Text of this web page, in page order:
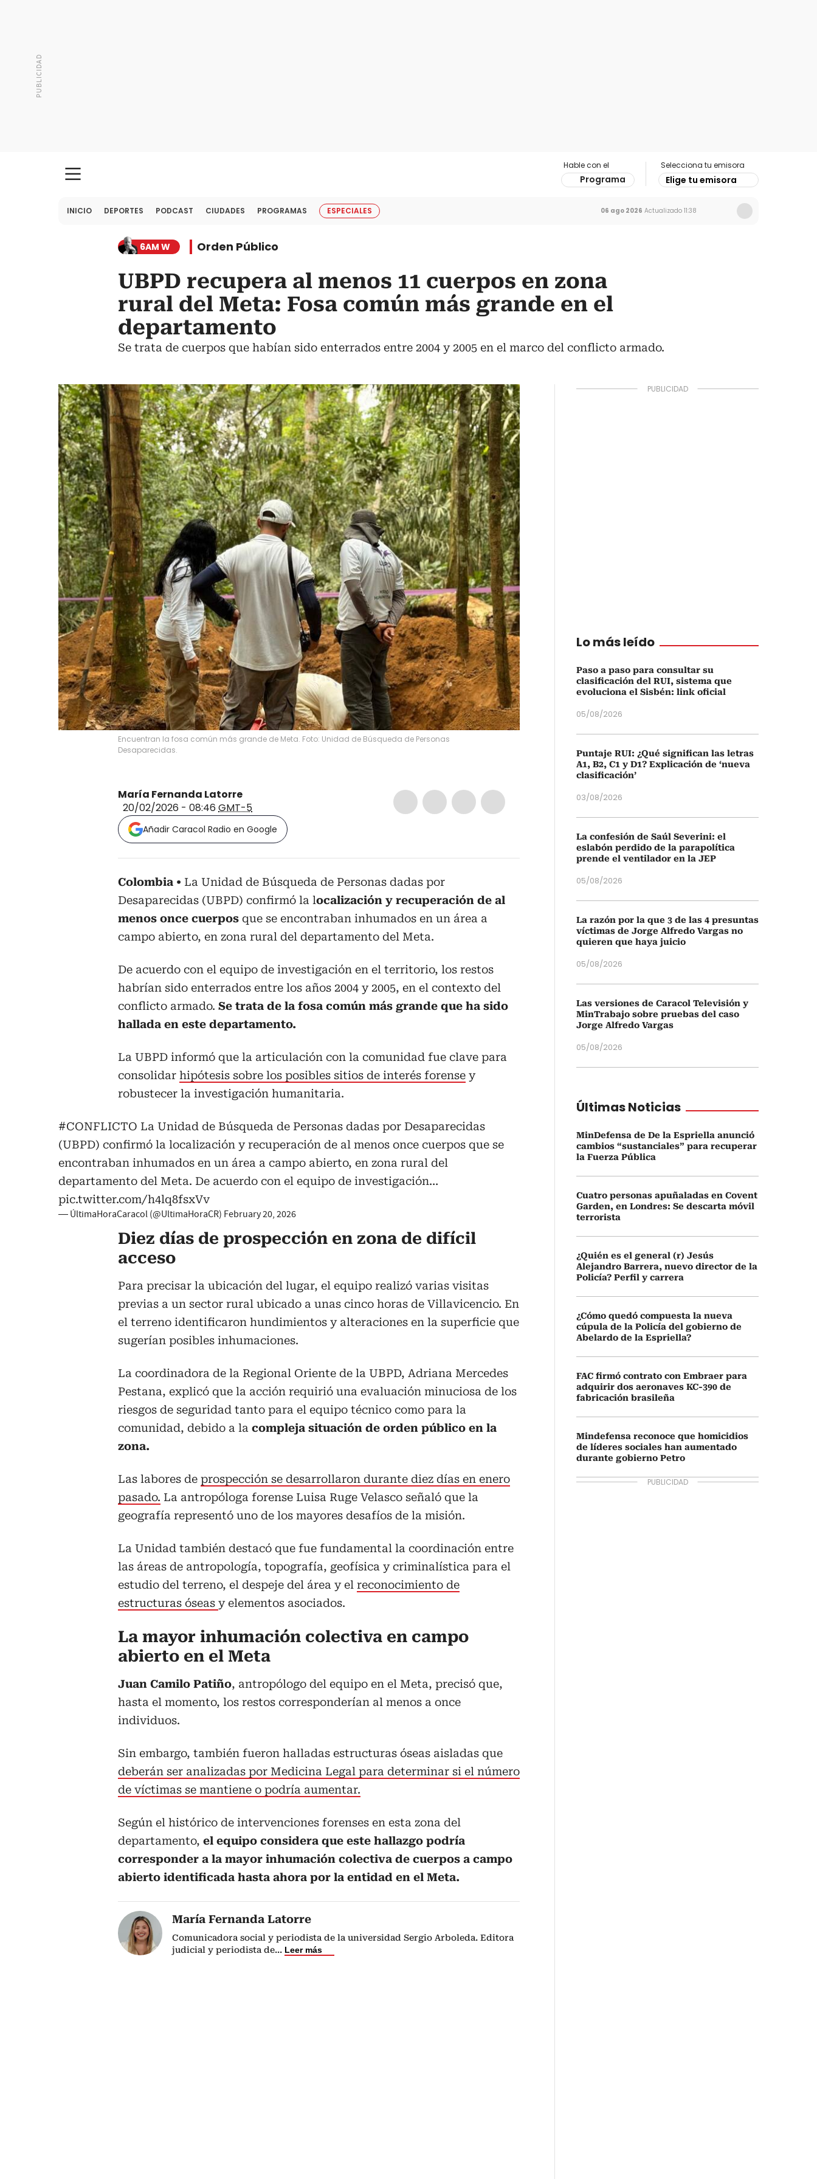
Hable con el
Programa
Selecciona tu emisora
Elige tu emisora
INICIO DEPORTES PODCAST CIUDADES PROGRAMAS ESPECIALES 06 ago 2026 Actualizado 11:38
6AM W Orden Público
UBPD recupera al menos 11 cuerpos en zona
rural del Meta: Fosa común más grande en el
departamento
Se trata de cuerpos que habían sido enterrados entre 2004 y 2005 en el marco del conflicto armado.
Encuentran la fosa común más grande de Meta. Foto: Unidad de Búsqueda de Personas
Desaparecidas.
María Fernanda Latorre
20/02/2026 - 08:46 GMT-5
Añadir Caracol Radio en Google
Colombia
La Unidad de Búsqueda de Personas dadas por
Desaparecidas (UBPD) confirmó la localización y recuperación de al
menos once cuerpos que se encontraban inhumados en un área a
campo abierto, en zona rural del departamento del Meta.
De acuerdo con el equipo de investigación en el territorio, los restos
habrían sido enterrados entre los años 2004 y 2005, en el contexto del
conflicto armado. Se trata de la fosa común más grande que ha sido
hallada en este departamento.
La UBPD informó que la articulación con la comunidad fue clave para
consolidar hipótesis sobre los posibles sitios de interés forense y
robustecer la investigación humanitaria.
#CONFLICTO La Unidad de Búsqueda de Personas dadas por Desaparecidas
(UBPD) confirmó la localización y recuperación de al menos once cuerpos que se
encontraban inhumados en un área a campo abierto, en zona rural del
departamento del Meta. De acuerdo con el equipo de investigación…
pic.twitter.com/h4lq8fsxVv
— ÚltimaHoraCaracol (@UltimaHoraCR) February 20, 2026
Diez días de prospección en zona de difícil
acceso
Para precisar la ubicación del lugar, el equipo realizó varias visitas
previas a un sector rural ubicado a unas cinco horas de Villavicencio. En
el terreno identificaron hundimientos y alteraciones en la superficie que
sugerían posibles inhumaciones.
La coordinadora de la Regional Oriente de la UBPD, Adriana Mercedes
Pestana, explicó que la acción requirió una evaluación minuciosa de los
riesgos de seguridad tanto para el equipo técnico como para la
comunidad, debido a la compleja situación de orden público en la
zona.
Las labores de prospección se desarrollaron durante diez días en enero
pasado. La antropóloga forense Luisa Ruge Velasco señaló que la
geografía representó uno de los mayores desafíos de la misión.
La Unidad también destacó que fue fundamental la coordinación entre
las áreas de antropología, topografía, geofísica y criminalística para el
estudio del terreno, el despeje del área y el reconocimiento de
estructuras óseas y elementos asociados.
La mayor inhumación colectiva en campo
abierto en el Meta
Juan Camilo Patiño, antropólogo del equipo en el Meta, precisó que,
hasta el momento, los restos corresponderían al menos a once
individuos.
Sin embargo, también fueron halladas estructuras óseas aisladas que
deberán ser analizadas por Medicina Legal para determinar si el número
de víctimas se mantiene o podría aumentar.
Según el histórico de intervenciones forenses en esta zona del
departamento, el equipo considera que este hallazgo podría
corresponder a la mayor inhumación colectiva de cuerpos a campo
abierto identificada hasta ahora por la entidad en el Meta.
María Fernanda Latorre
Comunicadora social y periodista de la universidad Sergio Arboleda. Editora
judicial y periodista de... Leer más
Lo más leído
Paso a paso para consultar su
clasificación del RUI, sistema que
evoluciona el Sisbén: link oficial
05/08/2026
Puntaje RUI: ¿Qué significan las letras
A1, B2, C1 y D1? Explicación de ‘nueva
clasificación’
03/08/2026
La confesión de Saúl Severini: el
eslabón perdido de la parapolítica
prende el ventilador en la JEP
05/08/2026
La razón por la que 3 de las 4 presuntas
víctimas de Jorge Alfredo Vargas no
quieren que haya juicio
05/08/2026
Las versiones de Caracol Televisión y
MinTrabajo sobre pruebas del caso
Jorge Alfredo Vargas
05/08/2026
Últimas Noticias
MinDefensa de De la Espriella anunció
cambios “sustanciales” para recuperar
la Fuerza Pública
Cuatro personas apuñaladas en Covent
Garden, en Londres: Se descarta móvil
terrorista
¿Quién es el general (r) Jesús
Alejandro Barrera, nuevo director de la
Policía? Perfil y carrera
¿Cómo quedó compuesta la nueva
cúpula de la Policía del gobierno de
Abelardo de la Espriella?
FAC firmó contrato con Embraer para
adquirir dos aeronaves KC-390 de
fabricación brasileña
Mindefensa reconoce que homicidios
de líderes sociales han aumentado
durante gobierno Petro